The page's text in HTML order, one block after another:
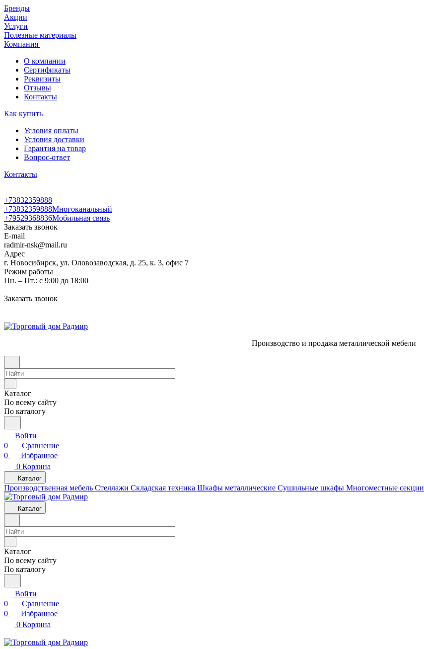
Бренды
Акции
Услуги
Полезные материалы
Компания
О компании
Сертификаты
Реквизиты
Отзывы
Контакты
Как купить
Условия оплаты
Условия доставки
Гарантия на товар
Вопрос-ответ
Контакты
+73832359888
+73832359888Многоканальный
+79529368836Мобильная связь
Заказать звонок
E-mail
radmir-nsk@mail.ru
Адрес
г. Новосибирск, ул. Оловозаводская, д. 25, к. 3, офис 7
Режим работы
Пн. – Пт.: с 9:00 до 18:00
Заказать звонок
Производство и продажа металлической мебели
Каталог
По всему сайту
По каталогу
Войти
0
Сравнение
0
Избранное
0 Корзина
Каталог
Производственная мебель Cтеллажи Складская техника Шкафы металлические Cушильные шкафы Многоместные секции
Каталог
Каталог
По всему сайту
По каталогу
Войти
0
Сравнение
0
Избранное
0 Корзина